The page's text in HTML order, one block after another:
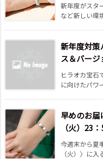
新年度がスタ
など新しい環
新年度対策
ス＆バー
ヒラオカ宝石
に向けたパワ
早めのお届
（火）23
今週末から夏
（火）〉に入